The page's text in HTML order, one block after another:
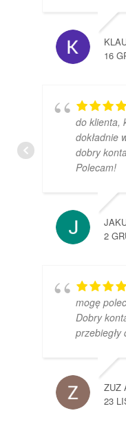
16
do klienta,
dokładnie
dobry
Polecam!
2
mogę
Dobry
przebiegły
ZUZ
23